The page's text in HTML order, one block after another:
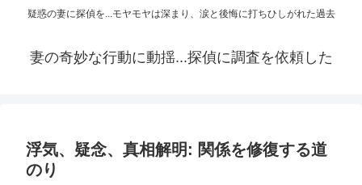
疑惑の妻に探偵を...モヤモヤは深まり、涙と後悔に打ちひしがれた過去
妻の奇妙な行動に動揺...探偵に調査を依頼した
浮気、疑念、真相解明: 関係を修復する道
のり